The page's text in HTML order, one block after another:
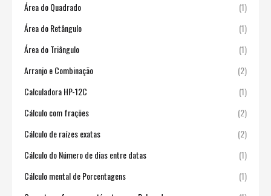
Área do Quadrado
(1)
Área do Retângulo
(1)
Área do Triângulo
(1)
Arranjo e Combinação
(2)
Calculadora HP-12C
(1)
Cálculo com frações
(2)
Cálculo de raízes exatas
(2)
Cálculo do Número de dias entre datas
(1)
Cálculo mental de Porcentagens
(1)